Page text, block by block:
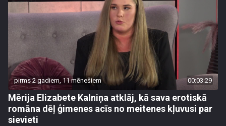
pirms 2 gadiem, 11 mēnešiem 00:03:29
Mērija Elizabete Kalniņa atklāj, kā sava erotiskā
romāna dēļ ģimenes acīs no meitenes kļuvusi par
sievieti